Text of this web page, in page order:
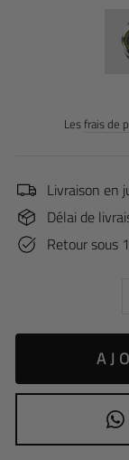
Lesfrais de
Livraison en
Délai de
Retour sous